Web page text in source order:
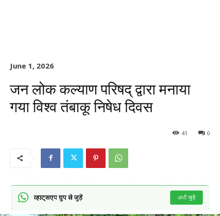
June 1, 2026
जन लोक कल्याण परिषद् द्वारा मनाया
गया विश्व तंबाकू निषेध दिवस
0
41